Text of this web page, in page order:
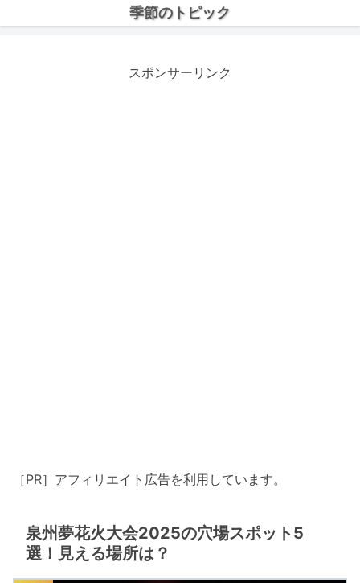
季節のトピック
スポンサーリンク
［PR］アフィリエイト広告を利用しています。
泉州夢花火大会2025の穴場スポット5
選！見える場所は？